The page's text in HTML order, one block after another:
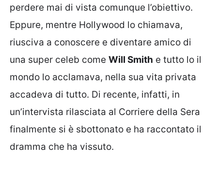
perdere mai di vista comunque l’obiettivo.
Eppure, mentre Hollywood lo chiamava,
riusciva a conoscere e diventare amico di
una super celeb come Will Smith e tutto lo il
mondo lo acclamava, nella sua vita privata
accadeva di tutto. Di recente, infatti, in
un’intervista rilasciata al Corriere della Sera
finalmente si è sbottonato e ha raccontato il
dramma che ha vissuto.